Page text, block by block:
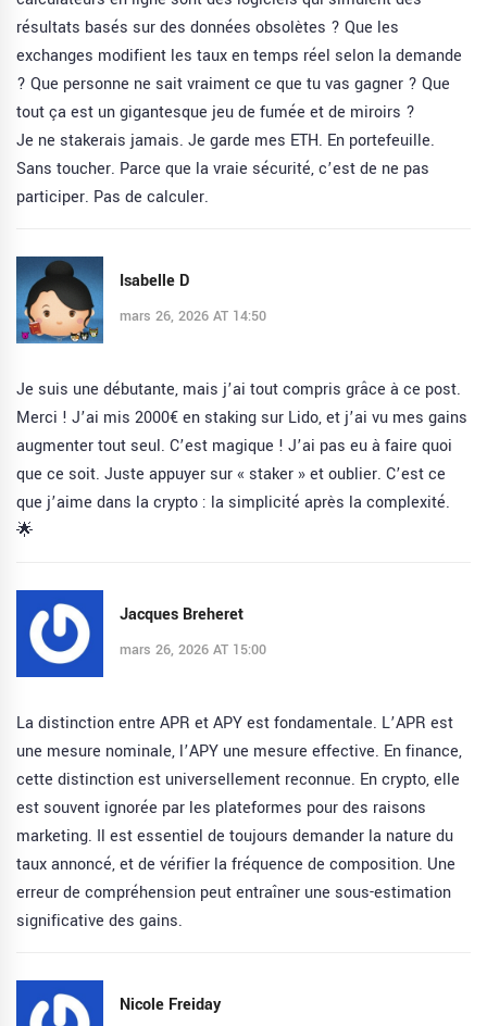
résultats basés sur des données obsolètes ? Que les
exchanges modifient les taux en temps réel selon la demande
? Que personne ne sait vraiment ce que tu vas gagner ? Que
tout ça est un gigantesque jeu de fumée et de miroirs ?
Je ne stakerais jamais. Je garde mes ETH. En portefeuille.
Sans toucher. Parce que la vraie sécurité, c’est de ne pas
participer. Pas de calculer.
Isabelle D
mars 26, 2026 AT 14:50
Je suis une débutante, mais j’ai tout compris grâce à ce post.
Merci ! J’ai mis 2000€ en staking sur Lido, et j’ai vu mes gains
augmenter tout seul. C’est magique ! J’ai pas eu à faire quoi
que ce soit. Juste appuyer sur « staker » et oublier. C’est ce
que j’aime dans la crypto : la simplicité après la complexité.
🌟
Jacques Breheret
mars 26, 2026 AT 15:00
La distinction entre APR et APY est fondamentale. L’APR est
une mesure nominale, l’APY une mesure effective. En finance,
cette distinction est universellement reconnue. En crypto, elle
est souvent ignorée par les plateformes pour des raisons
marketing. Il est essentiel de toujours demander la nature du
taux annoncé, et de vérifier la fréquence de composition. Une
erreur de compréhension peut entraîner une sous-estimation
significative des gains.
Nicole Freiday